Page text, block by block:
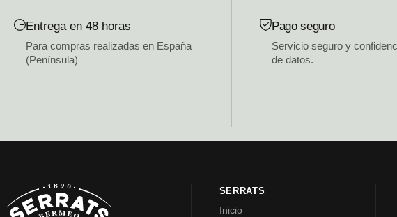
Entrega en 48 horas
Para compras realizadas en España
(Península)
Pago seguro
Servicio seguro y
de datos.
SERRATS
Inicio